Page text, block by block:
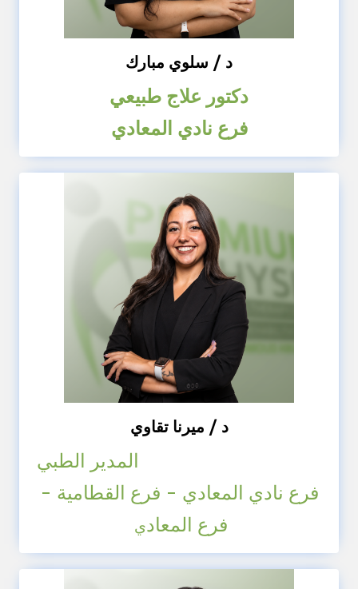
د / سلوي مبارك
دكتور علاج طبيعي
فرع نادي المعادي
د / ميرنا تقاوي
المدير الطبي
فرع نادي المعادي - فرع القطامية -
فرع المعادي